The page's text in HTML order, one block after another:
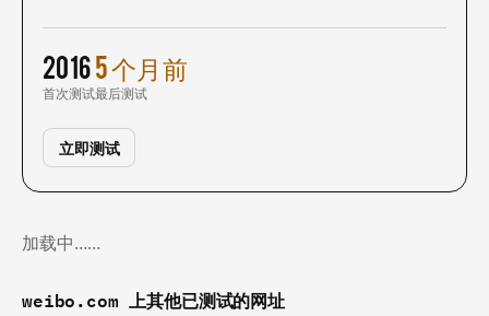
2016
首次测试
5 个月前
最后测试
立即测试
加载中……
weibo.com 上其他已测试的网址